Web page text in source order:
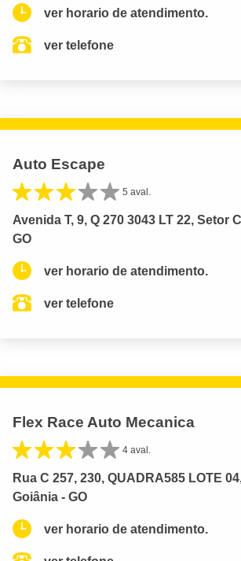
ver horario de atendimento.
ver telefone
Auto Escape
5 aval.
Avenida T, 9, Q 270 3043 LT 22, Setor
GO
ver horario de atendimento.
ver telefone
Flex Race Auto Mecanica
4 aval.
Rua C 257, 230, QUADRA585 LOTE
Goiânia - GO
ver horario de atendimento.